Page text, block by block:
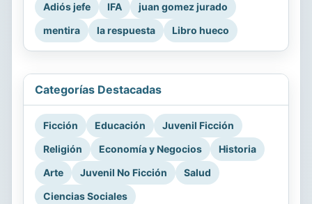
Adiós jefe IFA
juan gomez jurado
mentira
la respuesta Libro hueco
Categorías Destacadas
Ficción Educación
Juvenil Ficción
Religión
Economía y Negocios
Historia
Arte
Juvenil No Ficción
Salud
Ciencias Sociales